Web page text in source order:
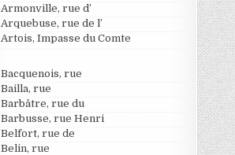
Armonville, rue d’
Arquebuse, rue de l’
Artois, Impasse du Comte
Bacquenois, rue
Bailla, rue
Barbâtre, rue du
Barbusse, rue Henri
Belfort, rue de
Belin, rue